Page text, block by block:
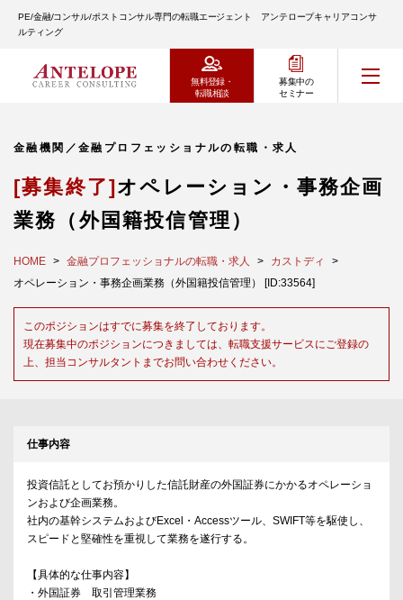
PE/金融/コンサル/ポストコンサル専門の転職エージェント アンテロープキャリアコンサ
ルティング
無料登録・
転職相談
募集中の
セミナー
金融機関／金融プロフェッショナルの転職・求人
[募集終了]オペレーション・事務企画
業務（外国籍投信管理）
HOME 金融プロフェッショナルの転職・求人
カストディ
オペレーション・事務企画業務（外国籍投信管理） [ID:33564]
このポジションはすでに募集を終了しております。
現在募集中のポジションにつきましては、転職支援サービスにご登録の
上、担当コンサルタントまでお問い合わせください。
仕事内容
投資信託としてお預かりした信託財産の外国証券にかかるオペレーショ
ンおよび企画業務。
社内の基幹システムおよびExcel・Accessツール、SWIFT等を駆使し、
スピードと堅確性を重視して業務を遂行する。
【具体的な仕事内容】
・外国証券 取引管理業務